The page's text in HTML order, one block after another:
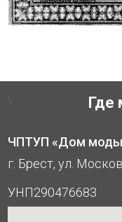
Где
ЧПТУП «Дом моды
г. Брест, ул.
УНП290476683